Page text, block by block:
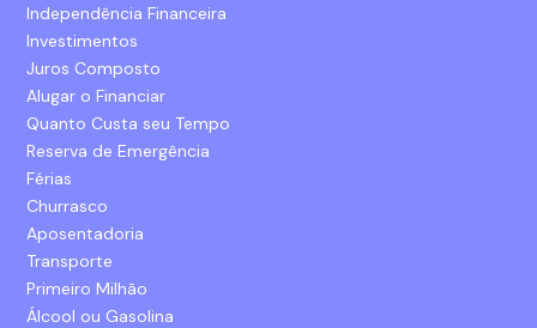
Independência Financeira
Investimentos
Juros Composto
Alugar o Financiar
Quanto Custa seu Tempo
Reserva de Emergência
Férias
Churrasco
Aposentadoria
Transporte
Primeiro Milhão
Álcool ou Gasolina